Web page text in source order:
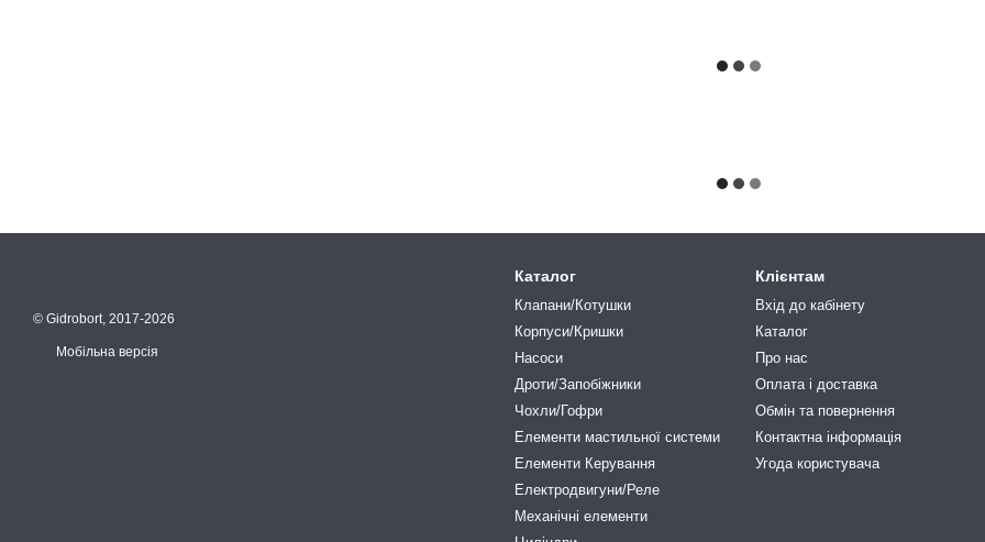
© Gidrobort, 2017-2026
Мобільна версія
Каталог
Клапани/Котушки
Корпуси/Кришки
Насоси
Дроти/Запобіжники
Чохли/Гофри
Елементи мастильної системи
Елементи Керування
Електродвигуни/Реле
Механічні елементи
Клієнтам
Вхід до кабінету
Каталог
Про нас
Оплата і доставка
Обмін та повернення
Контактна інформація
Угода користувача